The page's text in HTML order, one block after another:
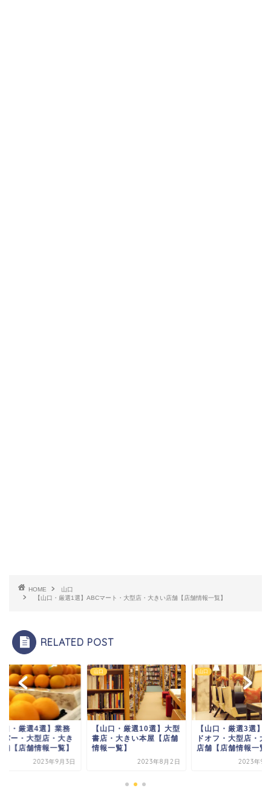
HOME
山口
【山口・厳選1選】ABCマート・大型店・大きい店舗【店舗情報一覧】
RELATED POST
口・厳選4選】業務
パー・大型店・大き
舗【店舗情報一覧】
2023年9月3日
山口
【山口・厳選10選】大型
書店・大きい本屋【店舗
情報一覧】
2023年8月2日
山口
【山口・厳選3選】
ドオフ・大型店・大
店舗【店舗情報一覧
2023年9